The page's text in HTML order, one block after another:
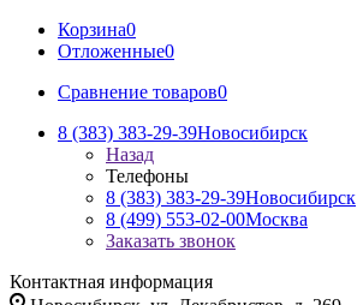
Корзина0
Отложенные0
Сравнение товаров0
8 (383) 383-29-39Новосибирск
Назад
Телефоны
8 (383) 383-29-39Новосибирск
8 (499) 553-02-00Москва
Заказать звонок
Контактная информация